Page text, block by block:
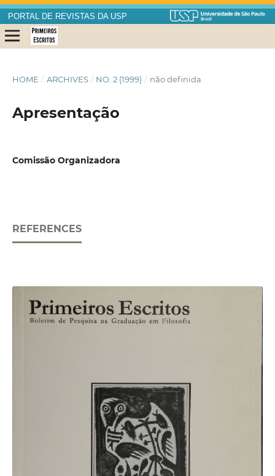
PORTAL DE REVISTAS DA USP
HOME / ARCHIVES / NO. 2 (1999) / não definida
Apresentação
Comissão Organizadora
REFERENCES